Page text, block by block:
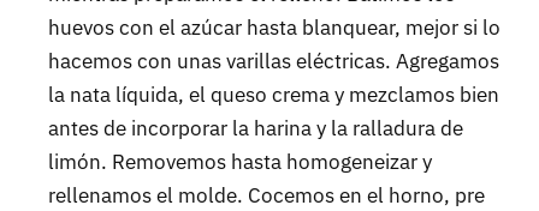
huevos con el azúcar hasta blanquear, mejor si lo
hacemos con unas varillas eléctricas. Agregamos
la nata líquida, el queso crema y mezclamos bien
antes de incorporar la harina y la ralladura de
limón. Removemos hasta homogeneizar y
rellenamos el molde. Cocemos en el horno, pre